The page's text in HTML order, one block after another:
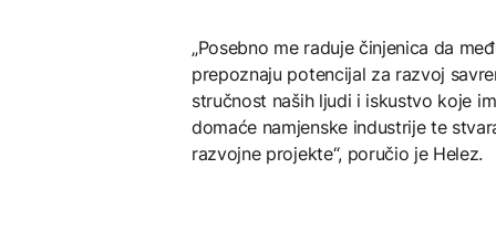
„Posebno me raduje činjenica da
prepoznaju potencijal za razvoj
stručnost naših ljudi i iskustvo koje
domaće namjenske industrije te
razvojne projekte“, poručio je Helez.